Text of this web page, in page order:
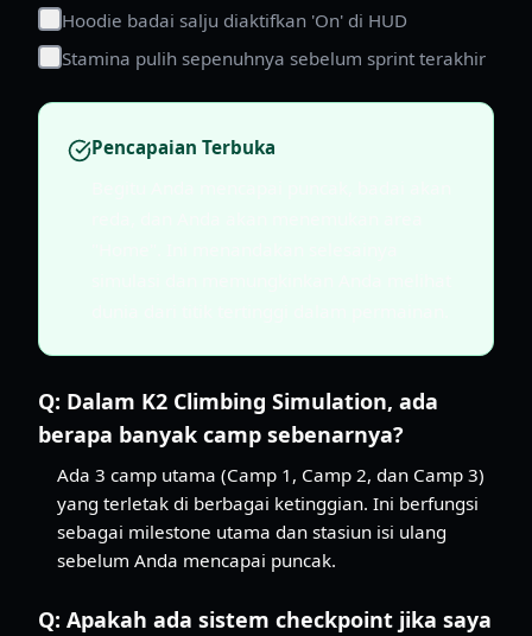
Hoodie badai salju diaktifkan 'On' di HUD
Stamina pulih sepenuhnya sebelum sprint terakhir
Pencapaian Terbuka
Q: Dalam K2 Climbing Simulation, ada
berapa banyak camp sebenarnya?
Ada 3 camp utama (Camp 1, Camp 2, dan Camp 3)
yang terletak di berbagai ketinggian. Ini berfungsi
sebagai milestone utama dan stasiun isi ulang
sebelum Anda mencapai puncak.
Q: Apakah ada sistem checkpoint jika saya